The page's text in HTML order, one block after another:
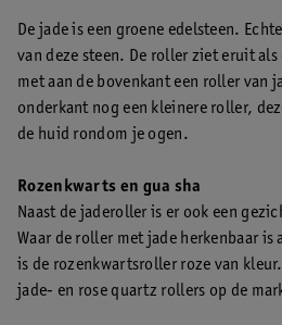
De jade is een groene edelsteen.
van deze steen. De roller ziet eruit
met aan de bovenkant een roller van
onderkant nog een kleinere roller,
de huid rondom je ogen.
Rozenkwarts en gua sha
Naast de jaderoller is er ook een
Waar de roller met jade herkenbaar
is de rozenkwartsroller roze van
jade- en rose quartz rollers op de